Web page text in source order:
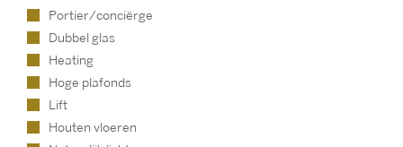
Portier/conciërge
Dubbel glas
Heating
Hoge plafonds
Lift
Houten vloeren